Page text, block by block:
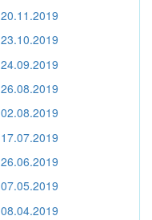
20.11.2019
23.10.2019
24.09.2019
26.08.2019
02.08.2019
17.07.2019
26.06.2019
07.05.2019
08.04.2019